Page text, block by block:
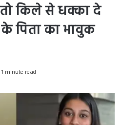
तो किले से धक्का दे
पिता का भावुक
1 minute read